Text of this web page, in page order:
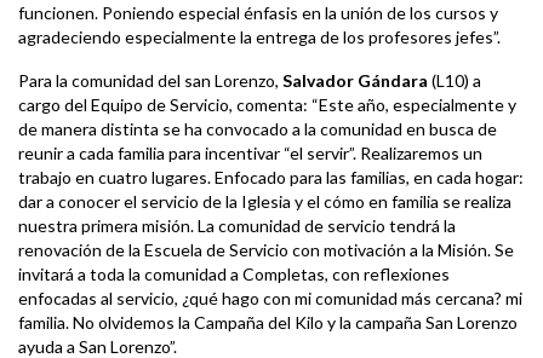
funcionen. Poniendo especial énfasis en la unión de los cursos y
agradeciendo especialmente la entrega de los profesores jefes”.
Para la comunidad del san Lorenzo, Salvador Gándara (L10) a
cargo del Equipo de Servicio, comenta: “Este año, especialmente y
de manera distinta se ha convocado a la comunidad en busca de
reunir a cada familia para incentivar “el servir”. Realizaremos un
trabajo en cuatro lugares. Enfocado para las familias, en cada hogar:
dar a conocer el servicio de la Iglesia y el cómo en familia se realiza
nuestra primera misión. La comunidad de servicio tendrá la
renovación de la Escuela de Servicio con motivación a la Misión. Se
invitará a toda la comunidad a Completas, con reflexiones
enfocadas al servicio, ¿qué hago con mi comunidad más cercana? mi
familia. No olvidemos la Campaña del Kilo y la campaña San Lorenzo
ayuda a San Lorenzo”.